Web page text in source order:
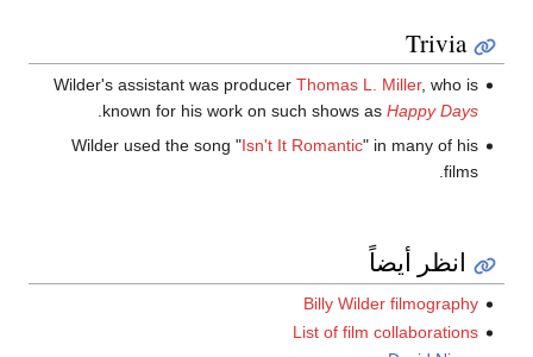
Trivia
Wilder's assistant was producer Thomas L. Miller, who is
known for his work on such shows as Happy Days
Wilder used the song "Isn't It Romantic" in many of his
films.
انظر أيضاً
Billy Wilder filmography
List of film collaborations